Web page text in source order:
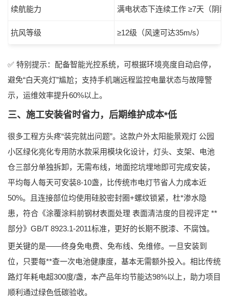
续航能力 满电状态下连续工作 ≥7天（阴雨
抗风等级 ≥12级（风速可达35m/s）
✅ 特别提示：配备智能光控系统，可根据环境亮度自动启停，
避免“白天亮灯”尴尬；支持手机端远程监控电量状态与故障警
示，运维效率提升60%以上。
三、施工安装省时省力，后期维护成本*低
很多工程方头疼“装完就出问题”。这款户外太阳能景观灯 公园
小区绿化亮化专用防水款采用模块化设计，灯头、支架、电池
仓三部分单独拆卸，无需布线，地面挖坑埋地即可完成安装，
平均每人每天可安装8-10盏，比传统市电灯节省人力成本近
50%。且连接部位均使用硅胶密封圈+螺纹锁紧，杜*渗水隐
患，符合《涂覆涂料前钢材表面处理 表面清洁度的目视评定 **
部分》GB/T 8923.1-2011标准，更好的长期不脱漆、不腐蚀。
更关键的是——终身免电费、免布线、免维修。一旦安装到
位，只要每**查一次电池健康度，基本无需额外投入。相比传统
路灯年耗电超300度/盏，本产品年均节能达98%以上，助力项目
顺利通过绿色低碳验收。